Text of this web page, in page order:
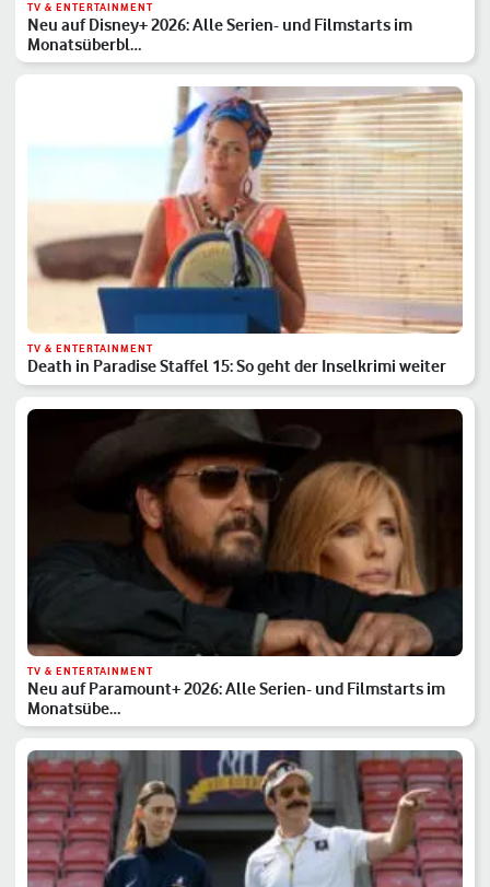
TV & ENTERTAINMENT
Neu auf Disney+ 2026: Alle Serien- und Filmstarts im
Monatsüberbl…
TV & ENTERTAINMENT
Death in Paradise Staffel 15: So geht der Inselkrimi weiter
TV & ENTERTAINMENT
Neu auf Paramount+ 2026: Alle Serien- und Filmstarts im
Monatsübe…